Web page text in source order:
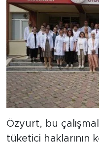
Özyurt, bu
tüketici